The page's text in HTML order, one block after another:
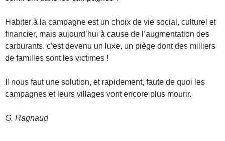
Habiter à la campagne est un choix de vie social, culturel et
financier, mais aujourd’hui à cause de l’augmentation des
carburants, c’est devenu un luxe, un piège dont des milliers
de familles sont les victimes !
Il nous faut une solution, et rapidement, faute de quoi les
campagnes et leurs villages vont encore plus mourir.
G. Ragnaud